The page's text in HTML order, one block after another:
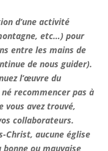
d’une activité
etc…) pour
entre les mains de
de nous guider).
l’œuvre du
recommencer pas à
vous avez trouvé,
collaborateurs.
Christ, aucune église
bonne ou mauvaise